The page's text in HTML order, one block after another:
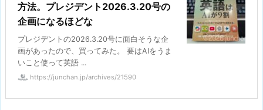
方法。プレジデント2026.3.20号の
企画になるほどな
プレジデントの2026.3.20号に面白そうな企
画があったので、買ってみた。 要はAIをうま
いこと使って英語 ...
https://junchan.jp/archives/21590